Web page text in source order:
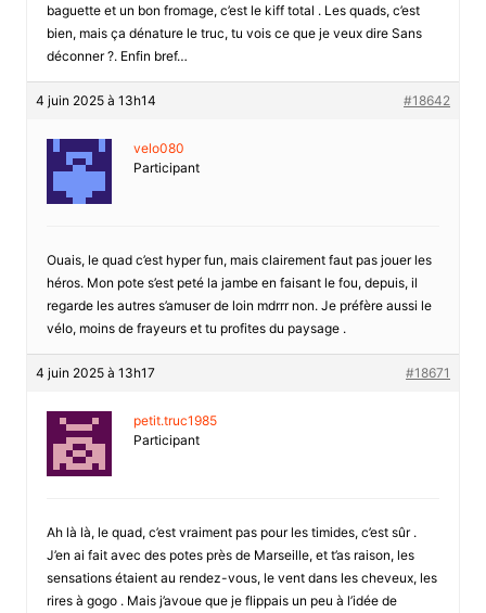
baguette et un bon fromage, c’est le kiff total . Les quads, c’est
bien, mais ça dénature le truc, tu vois ce que je veux dire Sans
déconner ?. Enfin bref…
4 juin 2025 à 13h14 #18642
velo080
Participant
Ouais, le quad c’est hyper fun, mais clairement faut pas jouer les
héros. Mon pote s’est peté la jambe en faisant le fou, depuis, il
regarde les autres s’amuser de loin mdrrr non. Je préfère aussi le
vélo, moins de frayeurs et tu profites du paysage .
4 juin 2025 à 13h17 #18671
petit.truc1985
Participant
Ah là là, le quad, c’est vraiment pas pour les timides, c’est sûr .
J’en ai fait avec des potes près de Marseille, et t’as raison, les
sensations étaient au rendez-vous, le vent dans les cheveux, les
rires à gogo . Mais j’avoue que je flippais un peu à l’idée de